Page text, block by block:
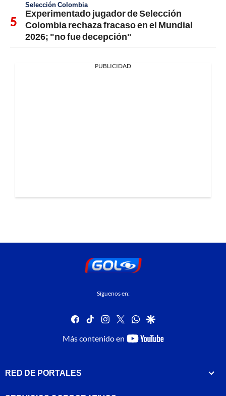
Selección Colombia
Experimentado jugador de Selección
Colombia rechaza fracaso en el Mundial
2026; "no fue decepción"
PUBLICIDAD
Síguenos en:
facebook
tiktok instagram
twitterwhatsapp
google
Más contenido en
youtube-
RED DE PORTALES